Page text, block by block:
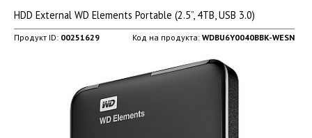
HDD External WD Elements Portable (2.5”, 4TB, USB 3.0)
Продукт ID: 00251629 Код на продукта:WDBU6Y0040BBK-WESN